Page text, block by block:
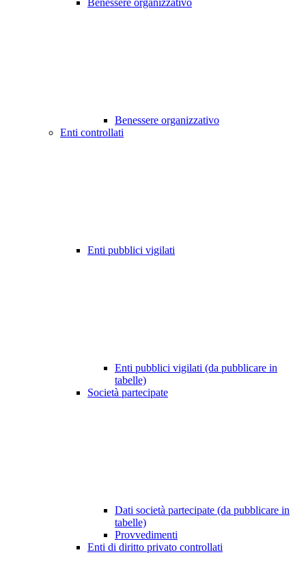
Benessere organizzativo
Benessere organizzativo
Enti controllati
Enti pubblici vigilati
Enti pubblici vigilati (da pubblicare in
tabelle)
Società partecipate
Dati società partecipate (da pubblicare in
tabelle)
Provvedimenti
Enti di diritto privato controllati